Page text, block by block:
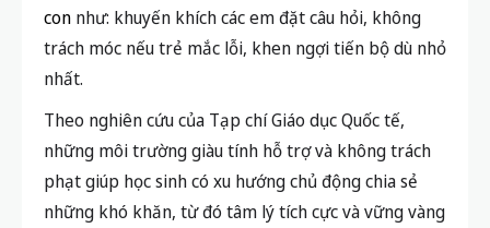
con như: khuyến khích các em đặt câu hỏi, không
trách móc nếu trẻ mắc lỗi, khen ngợi tiến bộ dù nhỏ
nhất.
Theo nghiên cứu của Tạp chí Giáo dục Quốc tế,
những môi trường giàu tính hỗ trợ và không trách
phạt giúp học sinh có xu hướng chủ động chia sẻ
những khó khăn, từ đó tâm lý tích cực và vững vàng